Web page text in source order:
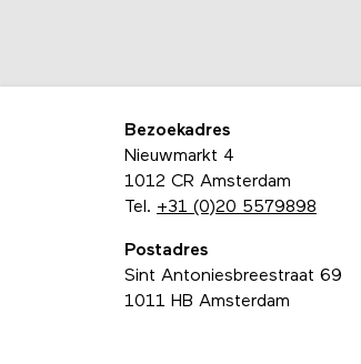
Bezoekadres
Nieuwmarkt 4
1012 CR Amsterdam
Tel. +31 (0)20 5579898
Postadres
Sint Antoniesbreestraat 69
1011 HB Amsterdam